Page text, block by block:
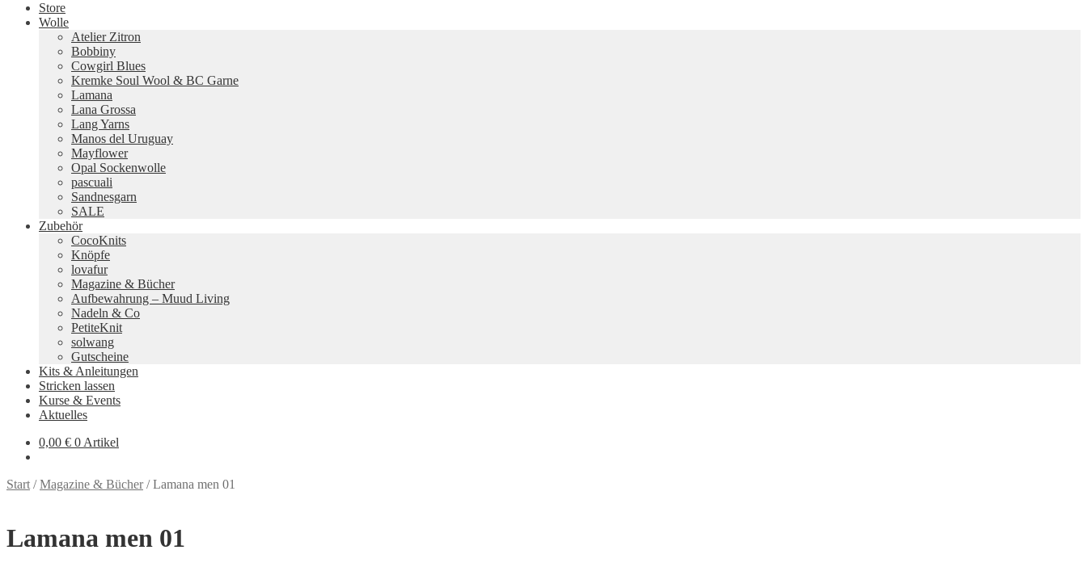
Store
Wolle
Atelier Zitron
Bobbiny
Cowgirl Blues
Kremke Soul Wool & BC Garne
Lamana
Lana Grossa
Lang Yarns
Manos del Uruguay
Mayflower
Opal Sockenwolle
pascuali
Sandnesgarn
SALE
Zubehör
CocoKnits
Knöpfe
lovafur
Magazine & Bücher
Aufbewahrung – Muud Living
Nadeln & Co
PetiteKnit
solwang
Gutscheine
Kits & Anleitungen
Stricken lassen
Kurse & Events
Aktuelles
0,00 € 0 Artikel
Start /Magazine & Bücher/Lamana men 01
Lamana men 01